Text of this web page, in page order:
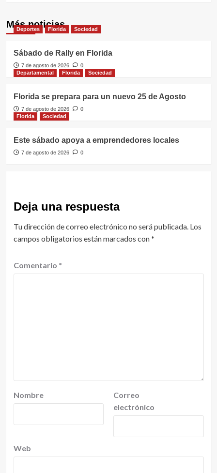
Más noticias
Deportes Florida Sociedad
Sábado de Rally en Florida
7 de agosto de 2026
0
Departamental
Florida Sociedad
Florida se prepara para un nuevo 25 de Agosto
7 de agosto de 2026
0
Florida
Sociedad
Este sábado apoya a emprendedores locales
7 de agosto de 2026 0
Deja una respuesta
Tu dirección de correo electrónico no será publicada. Los
campos obligatorios están marcados con*
Comentario *
Nombre
Correo
electrónico
Web